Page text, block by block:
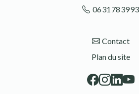
0631783993
Contact
Plan du site